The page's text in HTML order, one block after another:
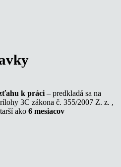
k práci – predkladá sa na
3C zákona č. 355/2007 Z. z. ,
ako 6 mesiacov